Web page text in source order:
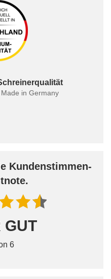
Made in Germany
Kundenstimmen-
GUT
6